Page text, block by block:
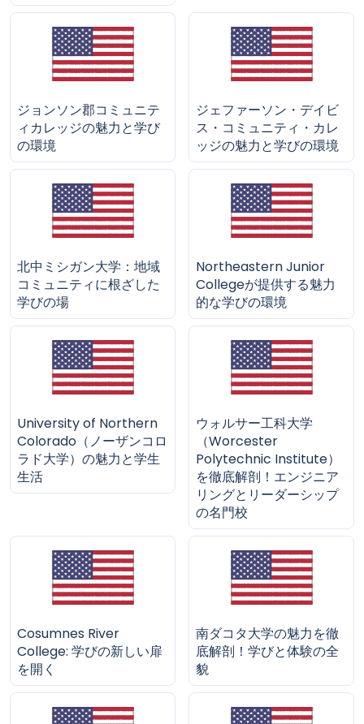
ジョンソン郡コミュニテ
ィカレッジの魅力と学び
の環境
ジェファーソン・デイビ
ス・コミュニティ・カレ
ッジの魅力と学びの環境
北中ミシガン大学：地域
コミュニティに根ざした
学びの場
Northeastern Junior
Collegeが提供する魅力
的な学びの環境
University of Northern
Colorado（ノーザンコロ
ラド大学）の魅力と学生
生活
ウォルサー工科大学
（Worcester
Polytechnic Institute）
を徹底解剖！エンジニア
リングとリーダーシップ
の名門校
Cosumnes River
College: 学びの新しい扉
を開く
南ダコタ大学の魅力を徹
底解剖！学びと体験の全
貌